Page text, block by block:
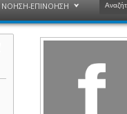
ΝΟΗΣΗ-ΕΠΙΝΟΗΣΗ